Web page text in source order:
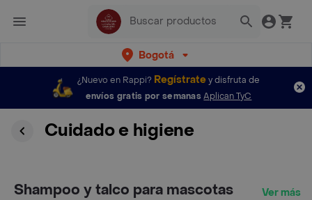
Bogotá
¿Nuevo en Rappi? Regístratey disfruta de
envíos gratis por semanas Aplican TyC
Cuidado e higiene
Shampoo y talco para mascotas Ver más